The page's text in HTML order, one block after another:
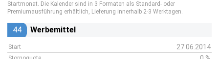
Startmonat. Die Kalender sind in 3 Formaten als Standard- oder
Premiumausführung erhältlich, Lieferung innerhalb 2-3 Werktagen.
44 Werbemittel
Start 27.06.2014